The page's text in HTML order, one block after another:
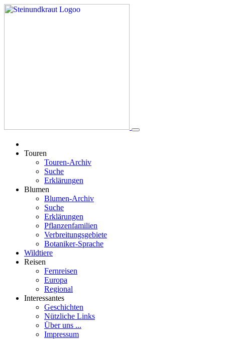
Touren
Touren-Archiv
Suche
Erklärungen
Blumen
Blumen-Archiv
Suche
Erklärungen
Pflanzenfamilien
Verbreitungsgebiete
Botaniker-Sprache
Wildtiere
Reisen
Fernreisen
Europa
Regional
Interessantes
Geschichten
Nützliche Links
Über uns ...
Impressum